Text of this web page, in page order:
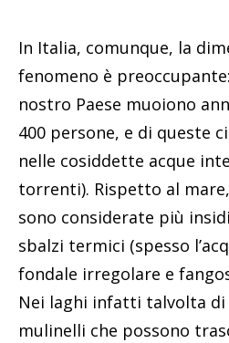
In Italia, comunque, la
fenomeno è
nostro Paese muoiono
400 persone, e di queste
nelle cosiddette acque
torrenti). Rispetto al
sono considerate più
sbalzi termici (spesso
fondale irregolare e
Nei laghi infatti talvolta
mulinelli che possono